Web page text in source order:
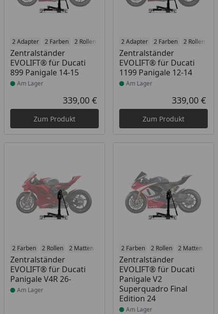
2 Adapter 2 Farben 2 Rollen 2 Matten 2 Racetrack-Add-Ons
Zentralständer
EVOLIFT® für Ducati
899 Panigale 14-15
Produkt am Lager
Am Lager
Aktueller Preis
339,00 €
Zum Produkt
2 Adapter 2 Farben 2 Rollen
Zentralständer
EVOLIFT® für Ducati
1199 Panigale 12-14
Produkt am Lager
Am Lager
339,00 €
Zum Produkt
2 Farben 2 Rollen 2 Matten 2 Racetrack-Add-Ons 2 Branding-Optionen
Zentralständer
EVOLIFT® für Ducati
Panigale V4R 26-
Produkt am Lager
Am Lager
2 Farben 2 Rollen 2 Matten
Zentralständer
EVOLIFT® für Ducati
Panigale V2
Superquadro Final
Edition 24
Produkt am Lager
Am Lager